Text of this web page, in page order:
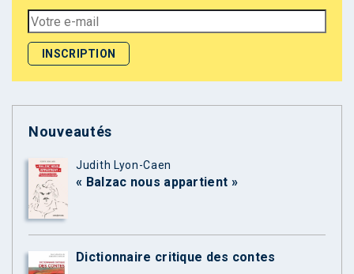
Nouveautés
Judith Lyon-Caen
« Balzac nous appartient »
Dictionnaire critique des contes